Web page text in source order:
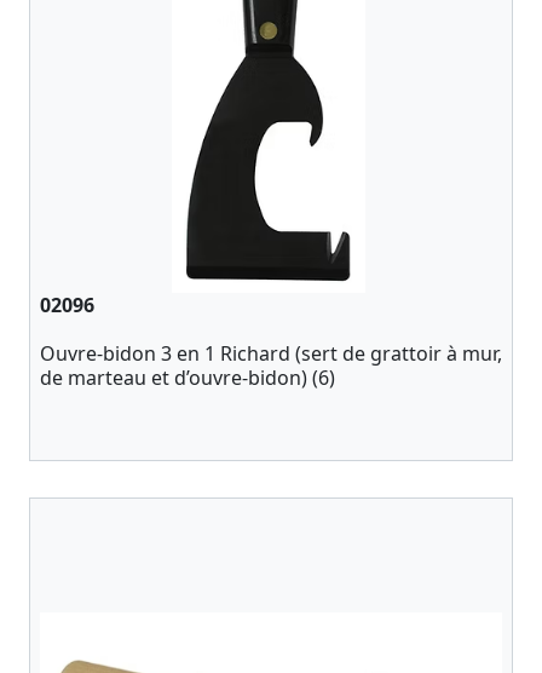
02096
Ouvre-bidon 3 en 1 Richard (sert de grattoir à mur,
de marteau et d’ouvre-bidon) (6)